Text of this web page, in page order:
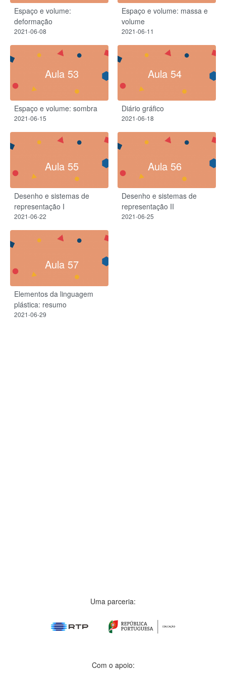
Espaço e volume:
deformação
2021-06-08
Espaço e volume: massa e
volume
2021-06-11
Aula 53
Espaço e volume: sombra
2021-06-15
Aula 54
Diário gráfico
2021-06-18
Aula 55
Desenho e sistemas de
representação I
2021-06-22
Aula 56
Desenho e sistemas de
representação II
2021-06-25
Aula 57
Elementos da linguagem
plástica: resumo
2021-06-29
Uma parceria:
Com o apoio: